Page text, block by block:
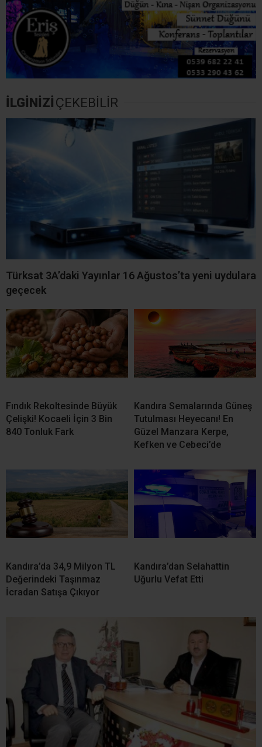
İLGİNİZİ ÇEKEBİLİR
Türksat 3A’daki Yayınlar 16 Ağustos’ta yeni uydulara
geçecek
Fındık Rekoltesinde Büyük
Çelişki! Kocaeli İçin 3 Bin
840 Tonluk Fark
Kandıra Semalarında Güneş
Tutulması Heyecanı! En
Güzel Manzara Kerpe,
Kefken ve Cebeci’de
Kandıra’da 34,9 Milyon TL
Değerindeki Taşınmaz
İcradan Satışa Çıkıyor
Kandıra’dan Selahattin
Uğurlu Vefat Etti